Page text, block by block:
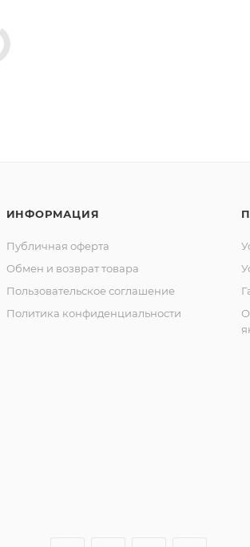
ИНФОРМАЦИЯ
Публичная оферта
Обмен и возврат товара
Пользовательское соглашение
Политика конфиденциальности